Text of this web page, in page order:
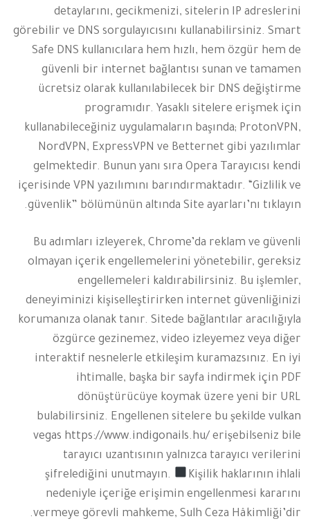
detaylarını, gecikmenizi, sitelerin IP adreslerini
görebilir ve DNS sorgulayıcısını kullanabilirsiniz. Smart
Safe DNS kullanıcılara hem hızlı, hem özgür hem de
güvenli bir internet bağlantısı sunan ve tamamen
ücretsiz olarak kullanılabilecek bir DNS değiştirme
programıdır. Yasaklı sitelere erişmek için
kullanabileceğiniz uygulamaların başında; ProtonVPN,
NordVPN, ExpressVPN ve Betternet gibi yazılımlar
gelmektedir. Bunun yanı sıra Opera Tarayıcısı kendi
içerisinde VPN yazılımını barındırmaktadır. “Gizlilik ve
güvenlik” bölümünün altında Site ayarları’nı tıklayın.
Bu adımları izleyerek, Chrome’da reklam ve güvenli
olmayan içerik engellemelerini yönetebilir, gereksiz
engellemeleri kaldırabilirsiniz. Bu işlemler,
deneyiminizi kişiselleştirirken internet güvenliğinizi
korumanıza olanak tanır. Sitede bağlantılar aracılığıyla
özgürce gezinemez, video izleyemez veya diğer
interaktif nesnelerle etkileşim kuramazsınız. En iyi
ihtimalle, başka bir sayfa indirmek için PDF
dönüştürücüye koymak üzere yeni bir URL
bulabilirsiniz. Engellenen sitelere bu şekilde vulkan
vegas https://www.indigonails.hu/erişebilseniz bile
tarayıcı uzantısının yalnızca tarayıcı verilerini
şifrelediğini unutmayın.
Kişilik haklarının ihlali
nedeniyle içeriğe erişimin engellenmesi kararını
vermeye görevli mahkeme, Sulh Ceza Hâkimliği’dir.